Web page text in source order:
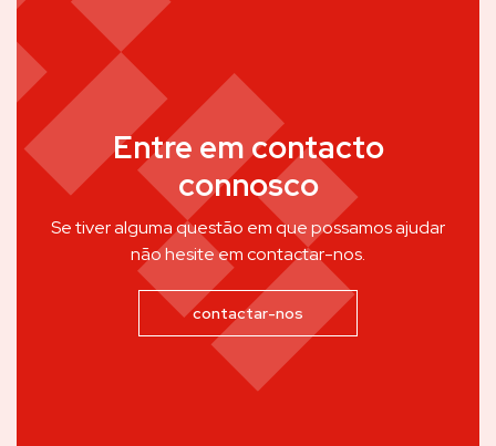
Entre em contacto
connosco
Se tiver alguma questão em que possamos ajudar
não hesite em contactar-nos.
contactar-nos